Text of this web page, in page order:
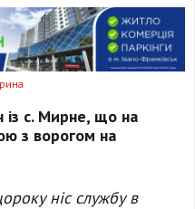
із с. Мирне, що на
з ворогом на
ніс службу в